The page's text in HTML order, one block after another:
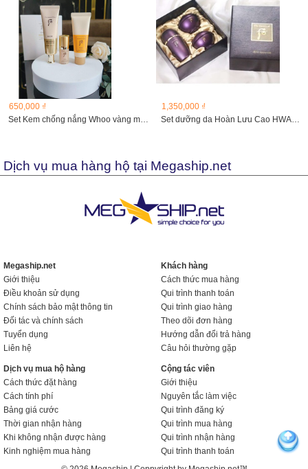
650,000 ₫
Set Kem chống nắng Whoo vàng mẫu mới GONGJINHYANG...
1,350,000 ₫
Set dưỡng da Hoàn Lưu Cao HWANYU GO
Dịch vụ mua hàng hộ tại Megaship.net
Megaship.net
Giới thiệu
Điều khoản sử dụng
Chính sách bảo mật thông tin
Đối tác và chính sách
Tuyển dụng
Liên hệ
Khách hàng
Cách thức mua hàng
Qui trình thanh toán
Qui trình giao hàng
Theo dõi đơn hàng
Hướng dẫn đổi trả hàng
Câu hỏi thường gặp
Dịch vụ mua hộ hàng
Cách thức đặt hàng
Cách tính phí
Bảng giá cước
Thời gian nhận hàng
Khi không nhận được hàng
Kinh nghiệm mua hàng
Cộng tác viên
Giới thiệu
Nguyên tắc làm việc
Qui trình đăng ký
Qui trình mua hàng
Qui trình nhận hàng
Qui trình thanh toán